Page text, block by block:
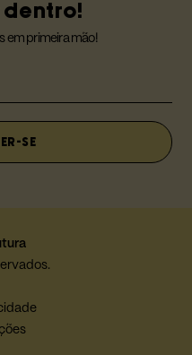
dentro!
em primeira mão!
SE